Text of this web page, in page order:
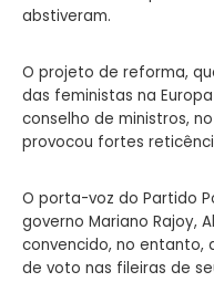
abstiveram.
O projeto de reforma,
das feministas na
conselho de ministros,
provocou fortes
O porta-voz do Partido
governo Mariano Rajoy,
convencido, no entanto,
de voto nas fileiras de